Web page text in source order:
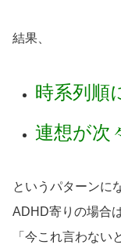
結果、
時系列順
連想が次
というパターンに
ADHD寄りの場合
「今これ言わない